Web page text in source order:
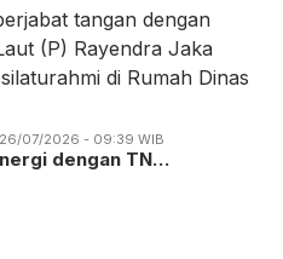
07/2026 - 09:39 WIB
dengan TN…